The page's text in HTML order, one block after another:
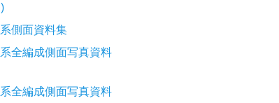
側面資料集
全編成側面写真資料
全編成側面写真資料